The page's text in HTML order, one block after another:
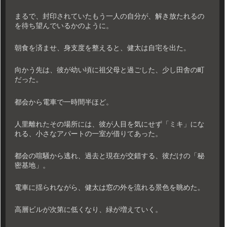
まるで、封印されていたもう一人の自分が、解き放たれるの
を待ち望んでいるかのように。
朝食を済ませ、身支度を整えると、健太は自宅を出た。
向かう先は、彼が幼い頃に祖父母と過ごした、少し田舎の町
だった。
都会から電車で一時間半ほど。
人里離れたその場所には、彼が人目を気にせず「ミキ」にな
れる、小さなアパートの一室が借りてあった。
都会の喧騒から逃れ、過去と現在が交錯する、彼だけの「秘
密基地」。
電車に揺られながら、健太は窓の外を流れる景色を眺めた。
高層ビルが次第に低くなり、緑が増えていく。